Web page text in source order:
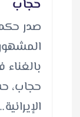
حجاب
‬الإيرانية‭.…